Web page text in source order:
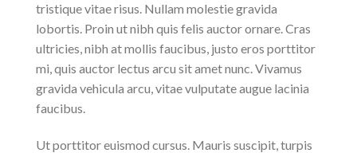
tristique vitae risus. Nullam molestie gravida
lobortis. Proin ut nibh quis felis auctor ornare. Cras
ultricies, nibh at mollis faucibus, justo eros porttitor
mi, quis auctor lectus arcu sit amet nunc. Vivamus
gravida vehicula arcu, vitae vulputate augue lacinia
faucibus.
Ut porttitor euismod cursus. Mauris suscipit, turpis